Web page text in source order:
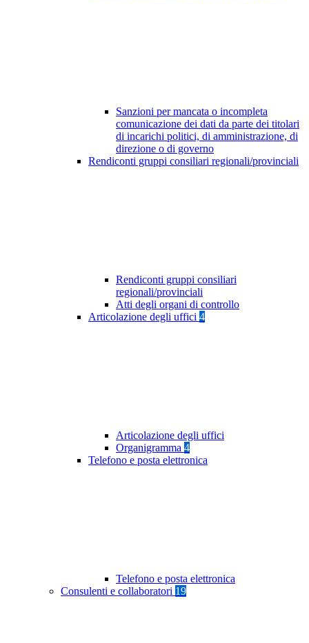
Sanzioni per mancata o incompleta
comunicazione dei dati da parte dei titolari
di incarichi politici, di amministrazione, di
direzione o di governo
Rendiconti gruppi consiliari regionali/provinciali
Rendiconti gruppi consiliari
regionali/provinciali
Atti degli organi di controllo
Articolazione degli uffici 4
Articolazione degli uffici
Organigramma 4
Telefono e posta elettronica
Telefono e posta elettronica
Consulenti e collaboratori 19